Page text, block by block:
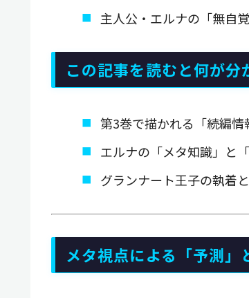
主人公・エルナの「無自
この記事を読むと何が分
第3巻で描かれる「続編
エルナの「メタ知識」と
グランナート王子の執着
メタ視点による「予測